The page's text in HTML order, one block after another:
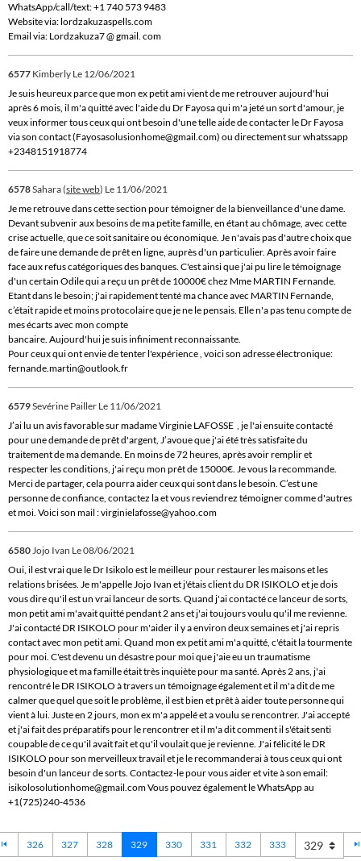
WhatsApp/call/text: +1 740 573 9483
Website via: lordzakuzaspells.com
Email via: Lordzakuza7 @ gmail. com
6577 Kimberly Le 12/06/2021
Je suis heureux parce que mon ex petit ami vient de me retrouver aujourd'hui
après 6 mois, il m'a quitté avec l'aide du Dr Fayosa qui m'a jeté un sort d'amour, je
veux informer tous ceux qui ont besoin d'une telle aide de contacter le Dr Fayosa
via son contact (Fayosasolusionhome@gmail.com) ou directement sur whatssapp
+2348151918774
6578Sahara (site web) Le 11/06/2021
Je me retrouve dans cette section pour témoigner de la bienveillance d'une dame.
Devant subvenir aux besoins de ma petite famille, en étant au chômage, avec cette
crise actuelle, que ce soit sanitaire ou économique. Je n'avais pas d'autre choix que
de faire une demande de prêt en ligne, auprès d'un particulier. Après avoir faire
face aux refus catégoriques des banques. C'est ainsi que j'ai pu lire le témoignage
d'un certain Odile qui a reçu un prêt de 10000€ chez Mme MARTIN Fernande.
Etant dans le besoin; j'ai rapidement tenté ma chance avec MARTIN Fernande,
c’était rapide et moins protocolaire que je ne le pensais. Elle n'a pas tenu compte de
mes écarts avec mon compte
bancaire. Aujourd'hui je suis infiniment reconnaissante.
Pour ceux qui ont envie de tenter l'expérience , voici son adresse électronique:
fernande.martin@outlook.fr
6579Sevérine Pailler Le 11/06/2021
J’ai lu un avis favorable sur madame Virginie LAFOSSE , je l'ai ensuite contacté
pour une demande de prêt d'argent, J’avoue que j'ai été très satisfaite du
traitement de ma demande. En moins de 72 heures, après avoir remplir et
respecter les conditions, j'ai reçu mon prêt de 15000€. Je vous la recommande.
Merci de partager, cela pourra aider ceux qui sont dans le besoin. C’est une
personne de confiance, contactez la et vous reviendrez témoigner comme d'autres
et moi. Voici son mail : virginielafosse@yahoo.com
6580Jojo Ivan Le 08/06/2021
Oui, il est vrai que le Dr Isikolo est le meilleur pour restaurer les maisons et les
relations brisées. Je m'appelle Jojo Ivan et j'étais client du DR ISIKOLO et je dois
vous dire qu'il est un vrai lanceur de sorts. Quand j'ai contacté ce lanceur de sorts,
mon petit ami m'avait quitté pendant 2 ans et j'ai toujours voulu qu'il me revienne.
J'ai contacté DR ISIKOLO pour m'aider il y a environ deux semaines et j'ai repris
contact avec mon petit ami. Quand mon ex petit ami m'a quitté, c'était la tourmente
pour moi. C'est devenu un désastre pour moi que j'aie eu un traumatisme
physiologique et ma famille était très inquiète pour ma santé. Après 2 ans, j'ai
rencontré le DR ISIKOLO à travers un témoignage également et il m'a dit de me
calmer que quel que soit le problème, il est bien et prêt à aider toute personne qui
vient à lui. Juste en 2 jours, mon ex m'a appelé et a voulu se rencontrer. J'ai accepté
et j'ai fait des préparatifs pour le rencontrer et il m'a dit comment il s'était senti
coupable de ce qu'il avait fait et qu'il voulait que je revienne. J'ai félicité le DR
ISIKOLO pour son merveilleux travail et je le recommanderai à tous ceux qui ont
besoin d'un lanceur de sorts. Contactez-le pour vous aider et vite à son email:
isikolosolutionhome@gmail.com Vous pouvez également le WhatsApp au
+1(725)240-4536
326 327 328 329 330 331 332 333